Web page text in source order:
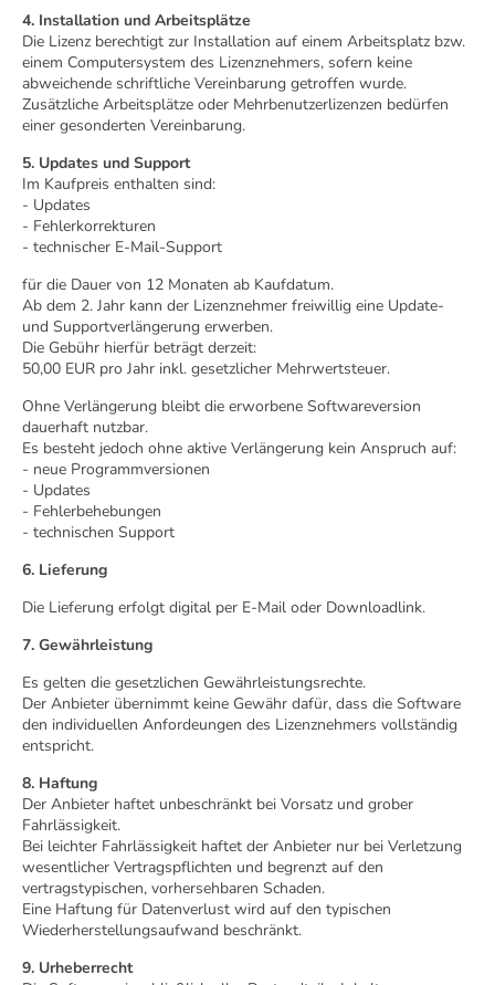
4. Installation und Arbeitsplätze
Die Lizenz berechtigt zur Installation auf einem Arbeitsplatz bzw.
einem Computersystem des Lizenznehmers, sofern keine
abweichende schriftliche Vereinbarung getroffen wurde.
Zusätzliche Arbeitsplätze oder Mehrbenutzerlizenzen bedürfen
einer gesonderten Vereinbarung.
5. Updates und Support
Im Kaufpreis enthalten sind:
- Updates
- Fehlerkorrekturen
- technischer E-Mail-Support
für die Dauer von 12 Monaten ab Kaufdatum.
Ab dem 2. Jahr kann der Lizenznehmer freiwillig eine Update-
und Supportverlängerung erwerben.
Die Gebühr hierfür beträgt derzeit:
50,00 EUR pro Jahr inkl. gesetzlicher Mehrwertsteuer.
Ohne Verlängerung bleibt die erworbene Softwareversion
dauerhaft nutzbar.
Es besteht jedoch ohne aktive Verlängerung kein Anspruch auf:
- neue Programmversionen
- Updates
- Fehlerbehebungen
- technischen Support
6. Lieferung
Die Lieferung erfolgt digital per E-Mail oder Downloadlink.
7. Gewährleistung
Es gelten die gesetzlichen Gewährleistungsrechte.
Der Anbieter übernimmt keine Gewähr dafür, dass die Software
den individuellen Anfordeungen des Lizenznehmers vollständig
entspricht.
8. Haftung
Der Anbieter haftet unbeschränkt bei Vorsatz und grober
Fahrlässigkeit.
Bei leichter Fahrlässigkeit haftet der Anbieter nur bei Verletzung
wesentlicher Vertragspflichten und begrenzt auf den
vertragstypischen, vorhersehbaren Schaden.
Eine Haftung für Datenverlust wird auf den typischen
Wiederherstellungsaufwand beschränkt.
9. Urheberrecht